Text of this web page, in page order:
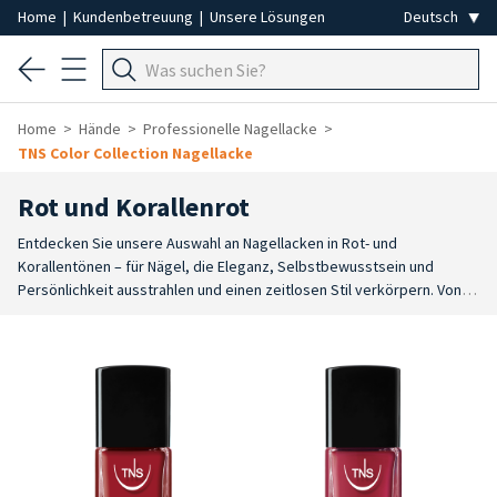
Home | Kundenbetreuung | Unsere Lösungen
Home Hände
Professionelle Nagellacke
TNS Color Collection Nagellacke
Rot und Korallenrot
Entdecken Sie unsere Auswahl an Nagellacken in Rot- und
Korallentönen – für Nägel, die Eleganz, Selbstbewusstsein und
Persönlichkeit ausstrahlen und einen zeitlosen Stil verkörpern. Von
Koralle und Erdbeerrot verleihen Frische und Leuchtkraft.
Farben eignen sich ideal sowohl für die professionelle Maniküre als
auch für die Pediküre und garantieren ein gleichmäßiges und